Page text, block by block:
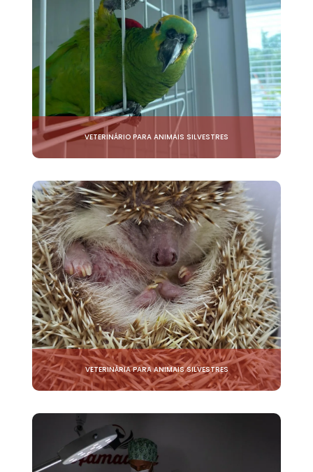
VETERINÁRIO PARA ANIMAIS SILVESTRES
VETERINÁRIA PARA ANIMAIS SILVESTRES